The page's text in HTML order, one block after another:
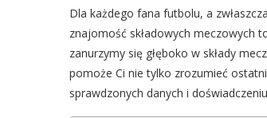
Dla każdego fana futbolu, a
znajomość składowych meczowych
zanurzymy się głęboko w składy
pomoże Ci nie tylko zrozumieć
sprawdzonych danych i